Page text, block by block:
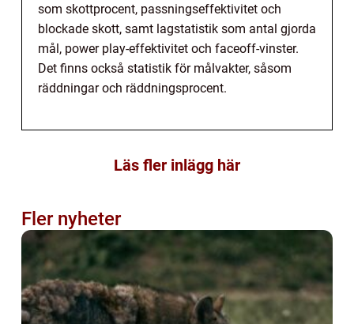
som skottprocent, passningseffektivitet och
blockade skott, samt lagstatistik som antal gjorda
mål, power play-effektivitet och faceoff-vinster.
Det finns också statistik för målvakter, såsom
räddningar och räddningsprocent.
Läs fler inlägg här
Fler nyheter